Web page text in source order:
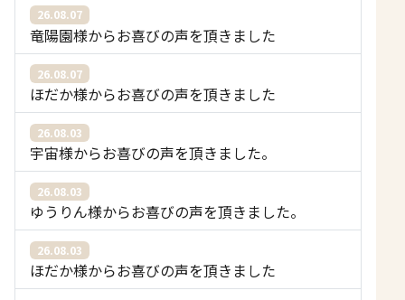
26.08.07
竜陽園様からお喜びの声を頂きました
26.08.07
ほだか様からお喜びの声を頂きました
26.08.03
宇宙様からお喜びの声を頂きました。
26.08.03
ゆうりん様からお喜びの声を頂きました。
26.08.03
ほだか様からお喜びの声を頂きました